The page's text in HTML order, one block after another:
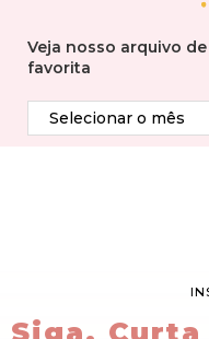
Veja nosso arquivo
favorita
Siga,